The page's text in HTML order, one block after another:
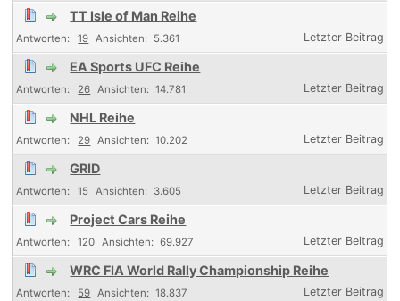
TT Isle of Man Reihe
19 5.361
EA Sports UFC Reihe
26 14.781
NHL Reihe
29 10.202
GRID
15 3.605
Project Cars Reihe
120 69.927
WRC FIA World Rally Championship Reihe
59 18.837